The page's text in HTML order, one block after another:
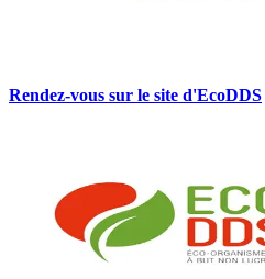
Rendez-vous sur le site d'EcoDDS